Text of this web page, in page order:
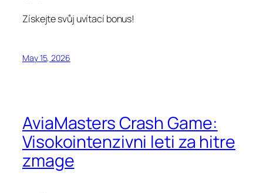
Získejte svůj uvítací bonus!
May 15, 2026
AviaMasters Crash Game:
Visokointenzivni leti za hitre
zmage